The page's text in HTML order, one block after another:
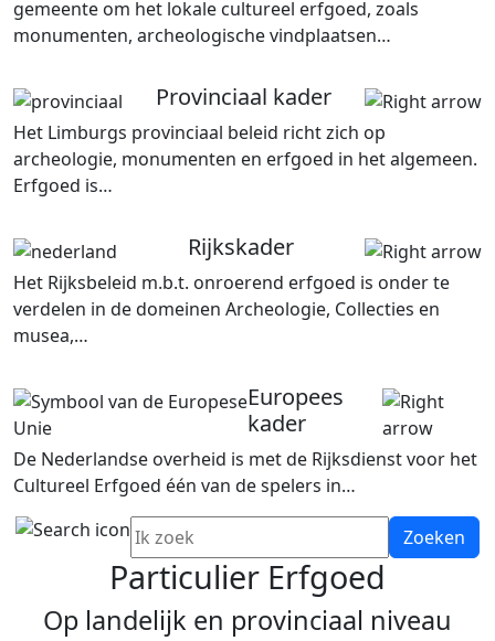
gemeente om het lokale cultureel erfgoed, zoals
monumenten, archeologische vindplaatsen…
Provinciaal kader
Het Limburgs provinciaal beleid richt zich op
archeologie, monumenten en erfgoed in het algemeen.
Erfgoed is…
Rijkskader
Het Rijksbeleid m.b.t. onroerend erfgoed is onder te
verdelen in de domeinen Archeologie, Collecties en
musea,…
Europees
kader
De Nederlandse overheid is met de Rijksdienst voor het
Cultureel Erfgoed één van de spelers in…
Zoeken
Particulier Erfgoed
Op landelijk en provinciaal niveau